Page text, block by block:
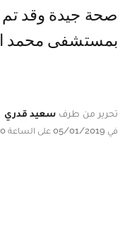
صحة جيدة وقد تم
بمستشفى محمد
تحرير من طرف سعيد قدري
في 05/01/2019 على الساعة 17:30